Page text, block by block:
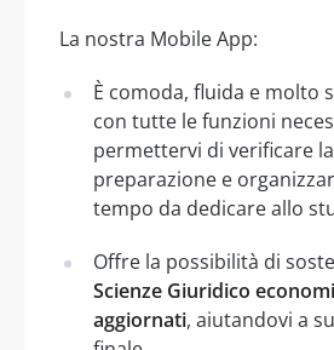
La nostra Mobile App:
È comoda, fluida e molto
con tutte le funzioni
permettervi di verificare
preparazione e
tempo da dedicare allo
Offre la possibilità di
Scienze Giuridico
aggiornati, aiutandovi a